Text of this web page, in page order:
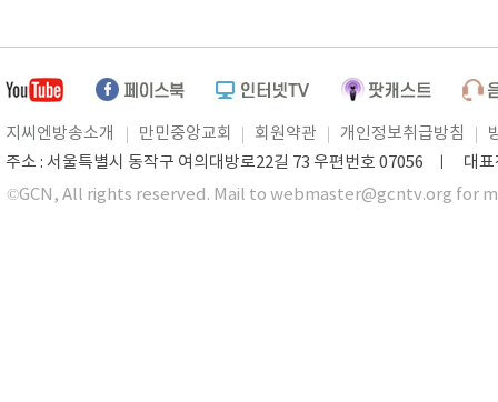
지씨엔방송소개 만민중앙교회 회원약관 개인정보취급방침
주소 : 서울특별시 동작구 여의대방로22길 73 우편번호 07056 ㅣ 대
©GCN, All rights reserved. Mail to webmaster@gcntv.org for